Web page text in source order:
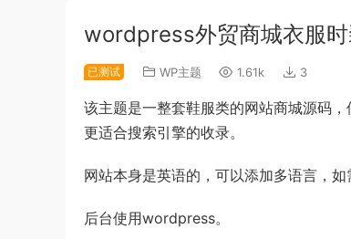
wordpress外贸商城衣服
已测试 WP主题 1.61k 3
该主题是一整套鞋服类的网站商城源码
更适合搜索引擎的收录。
网站本身是英语的，可以添加多语言，
后台使用wordpress。